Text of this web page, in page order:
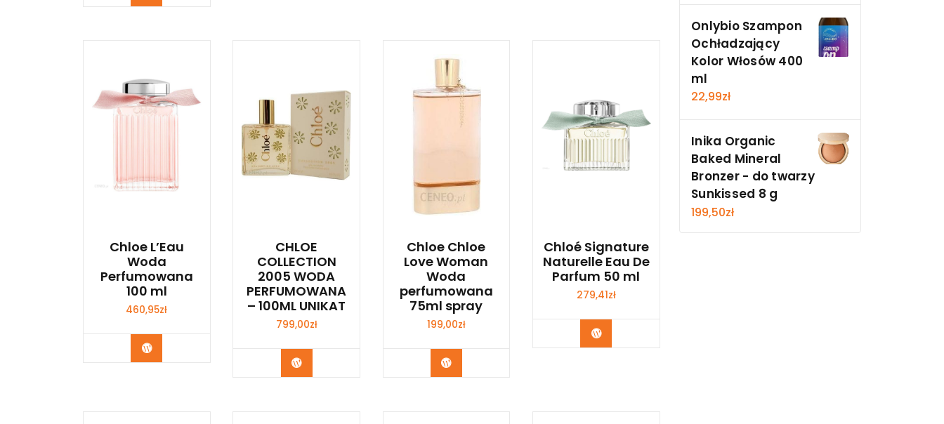
Chloe L’Eau
Woda
Perfumowana
100 ml
460,95zł
Zobacz
CHLOE
COLLECTION
2005 WODA
PERFUMOWANA
– 100ML UNIKAT
799,00zł
Zobacz
Chloe Chloe
Love Woman
Woda
perfumowana
75ml spray
199,00zł
Zobacz
Chloé Signature
Naturelle Eau De
Parfum 50 ml
279,41zł
Zobacz
Onlybio Szampon
Ochładzający
Kolor Włosów 400
ml
22,99zł
Inika Organic
Baked Mineral
Bronzer - do twarzy
Sunkissed 8 g
199,50zł